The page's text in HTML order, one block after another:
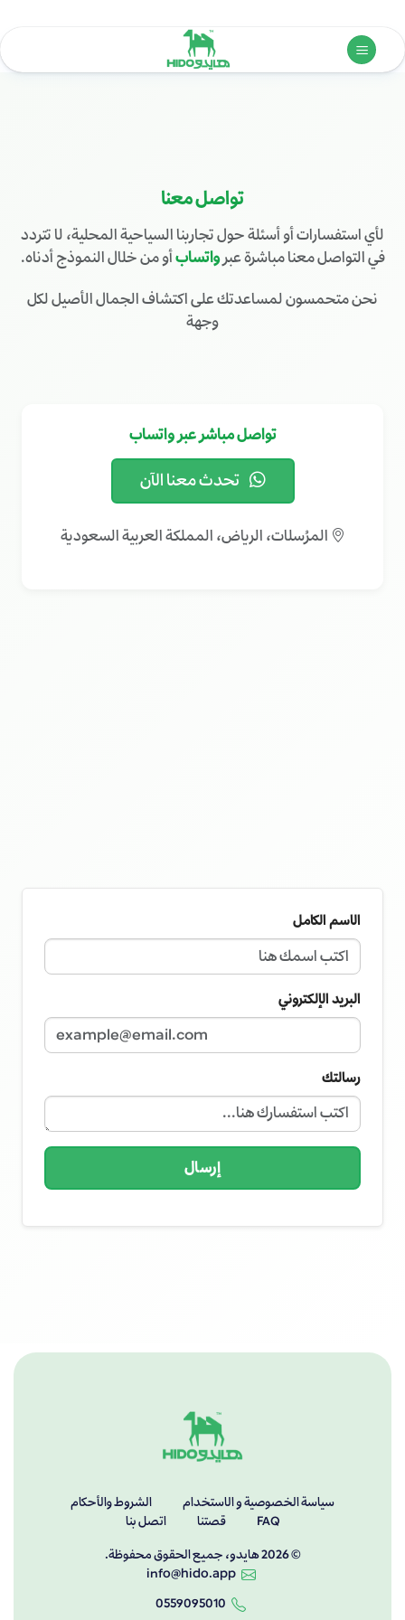
تخطي
للمحتوى
تواصل معنا
لأي استفسارات أو أسئلة حول تجاربنا السياحية المحلية، لا تتردد
في التواصل معنا مباشرة عبرواتسابأو من خلال النموذج أدناه.
نحن متحمسون لمساعدتك على اكتشاف الجمال الأصيل لكل
وجهة
تواصل مباشر عبر واتساب
تحدث معنا الآن
المرُسلات، الرياض، المملكة العربية السعودية
الاسم الكامل
البريد الإلكتروني
رسالتك
إرسال
سياسة الخصوصية و الاستخدام الشروط والأحكام
FAQ قصتنا
اتصل بنا
© 2026 هايدو، جميع الحقوق محفوظة.
info@hido.app
0559095010